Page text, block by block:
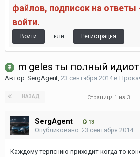
файлов, подписок на ответы
войти.
Войти или Регистрация
migeles ты полный идиот
Автор: SergAgent, 23 сентября 2014в
НАЗАД Страница 1 из 3
SergAgent 13
Опубликовано: 23 сентября 2014
Каждому терпению приходит когда то